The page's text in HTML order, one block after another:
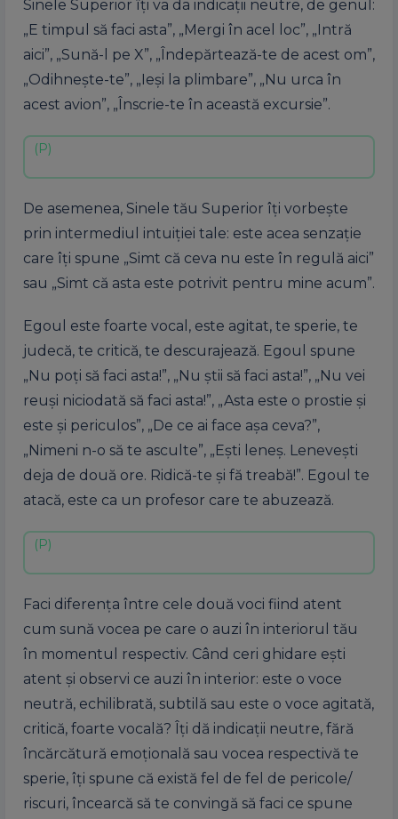
Sinele Superior îți va da indicații neutre, de genul:
„E timpul să faci asta”, „Mergi în acel loc”, „Intră
aici”, „Sună-l pe X”, „Îndepărtează-te de acest om”,
„Odihnește-te”, „Ieși la plimbare”, „Nu urca în
acest avion”, „Înscrie-te în această excursie”.
De asemenea, Sinele tău Superior îți vorbește
prin intermediul intuiției tale: este acea senzație
care îți spune „Simt că ceva nu este în regulă aici”
sau „Simt că asta este potrivit pentru mine acum”.
Egoul este foarte vocal, este agitat, te sperie, te
judecă, te critică, te descurajează. Egoul spune
„Nu poți să faci asta!”, „Nu știi să faci asta!”, „Nu vei
reuși niciodată să faci asta!”, „Asta este o prostie și
este și periculos”, „De ce ai face așa ceva?”,
„Nimeni n-o să te asculte”, „Ești leneș. Lenevești
deja de două ore. Ridică-te și fă treabă!”. Egoul te
atacă, este ca un profesor care te abuzează.
Faci diferența între cele două voci fiind atent
cum sună vocea pe care o auzi în interiorul tău
în momentul respectiv. Când ceri ghidare ești
atent și observi ce auzi în interior: este o voce
neutră, echilibrată, subtilă sau este o voce agitată,
critică, foarte vocală? Îți dă indicații neutre, fără
încărcătură emoțională sau vocea respectivă te
sperie, îți spune că există fel de fel de pericole/
riscuri, încearcă să te convingă să faci ce spune